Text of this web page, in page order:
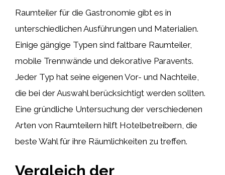
Raumteiler für die Gastronomie gibt es in
unterschiedlichen Ausführungen und Materialien.
Einige gängige Typen sind faltbare Raumteiler,
mobile Trennwände und dekorative Paravents.
Jeder Typ hat seine eigenen Vor- und Nachteile,
die bei der Auswahl berücksichtigt werden sollten.
Eine gründliche Untersuchung der verschiedenen
Arten von Raumteilern hilft Hotelbetreibern, die
beste Wahl für ihre Räumlichkeiten zu treffen.
Vergleich der